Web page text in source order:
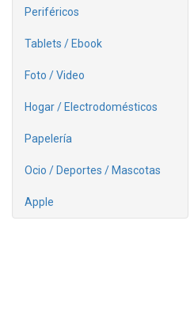
Periféricos
Tablets / Ebook
Foto / Video
Hogar / Electrodomésticos
Papelería
Ocio / Deportes / Mascotas
Apple